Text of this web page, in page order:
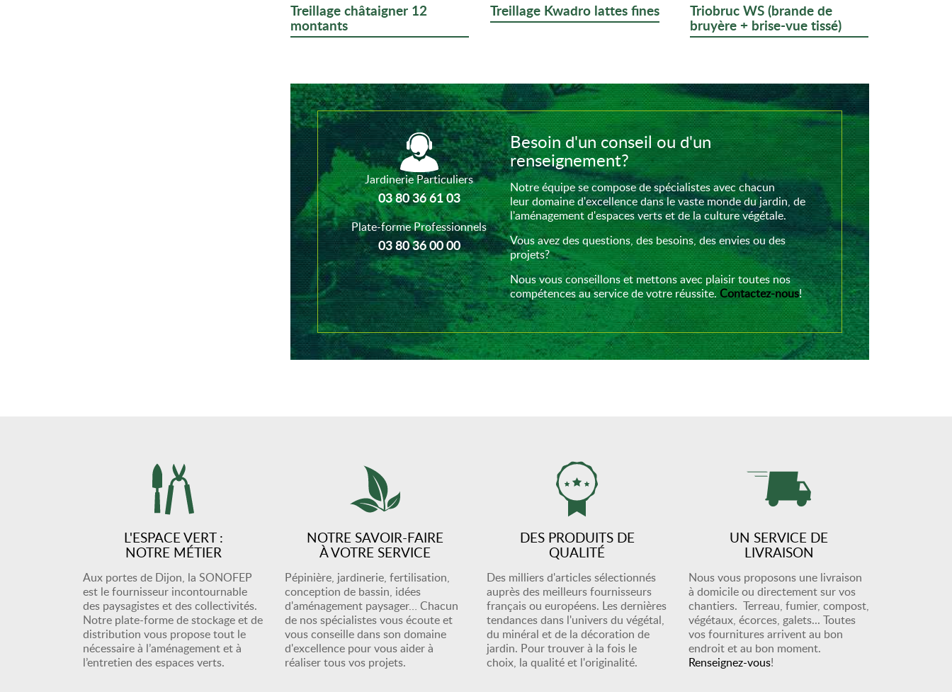
Treillage châtaigner 12
montants
Treillage Kwadro lattes fines Triobruc WS (brande de
bruyère + brise-vue tissé)
Jardinerie Particuliers
03 80 36 61 03
Plate-forme Professionnels
03 80 36 00 00
Besoin d'un conseil ou d'un
renseignement?
Notre équipe se compose de spécialistes avec chacun
leur domaine d'excellence dans le vaste monde du jardin, de
l'aménagement d'espaces verts et de la culture végétale.
Vous avez des questions, des besoins, des envies ou des
projets?
Nous vous conseillons et mettons avec plaisir toutes nos
compétences au service de votre réussite.Contactez-nous!
L'ESPACE VERT :
NOTRE MÉTIER
Aux portes de Dijon, la SONOFEP
est le fournisseur incontournable
des paysagistes et des collectivités.
Notre plate-forme de stockage et de
distribution vous propose tout le
nécessaire à l’aménagement et à
l’entretien des espaces verts.
NOTRE SAVOIR-FAIRE
À VOTRE SERVICE
Pépinière, jardinerie, fertilisation,
conception de bassin, idées
d'aménagement paysager… Chacun
de nos spécialistes vous écoute et
vous conseille dans son domaine
d'excellence pour vous aider à
réaliser tous vos projets.
DES PRODUITS DE
QUALITÉ
Des milliers d'articles sélectionnés
auprès des meilleurs fournisseurs
français ou européens. Les dernières
tendances dans l'univers du végétal,
du minéral et de la décoration de
jardin. Pour trouver à la fois le
choix, la qualité et l'originalité.
UN SERVICE DE
LIVRAISON
Nous vous proposons une livraison
à domicile ou directement sur vos
chantiers. Terreau, fumier, compost,
végétaux, écorces, galets... Toutes
vos fournitures arrivent au bon
endroit et au bon moment.
Renseignez-vous!